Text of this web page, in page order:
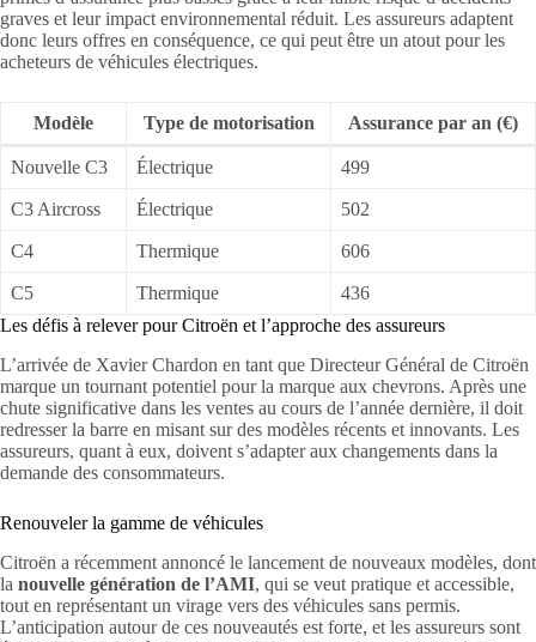
graves et leur impact environnemental réduit. Les assureurs adaptent
donc leurs offres en conséquence, ce qui peut être un atout pour les
acheteurs de véhicules électriques.
Modèle Type de motorisation Assurance par an (€)
Nouvelle C3 Électrique 499
C3 Aircross Électrique 502
C4 Thermique 606
C5 Thermique
436
Les défis à relever pour Citroën et l’approche des assureurs
L’arrivée de Xavier Chardon en tant que Directeur Général de Citroën
marque un tournant potentiel pour la marque aux chevrons. Après une
chute significative dans les ventes au cours de l’année dernière, il doit
redresser la barre en misant sur des modèles récents et innovants. Les
assureurs, quant à eux, doivent s’adapter aux changements dans la
demande des consommateurs.
Renouveler la gamme de véhicules
Citroën a récemment annoncé le lancement de nouveaux modèles, dont
la nouvelle génération de l’AMI, qui se veut pratique et accessible,
tout en représentant un virage vers des véhicules sans permis.
L’anticipation autour de ces nouveautés est forte, et les assureurs sont